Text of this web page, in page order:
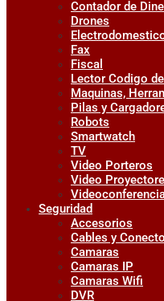
Contador de
Drones
Fax
Fiscal
Lector Codigo
Maquinas,
Pilas y
Robots
Smartwatch
TV
Video Porteros
Video
Seguridad
Accesorios
Cables y
Camaras
Camaras IP
Camaras Wifi
DVR